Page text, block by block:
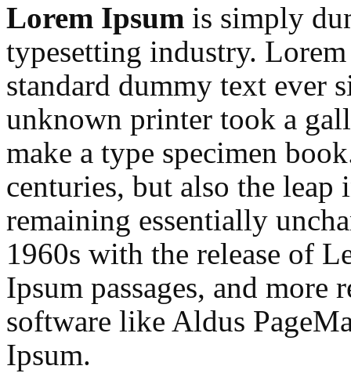
Lorem Ipsum is simply
typesetting industry.
standard dummy text ever
unknown printer took a
make a type specimen
centuries, but also the
remaining essentially
1960s with the release of
Ipsum passages, and
software like Aldus
Ipsum.